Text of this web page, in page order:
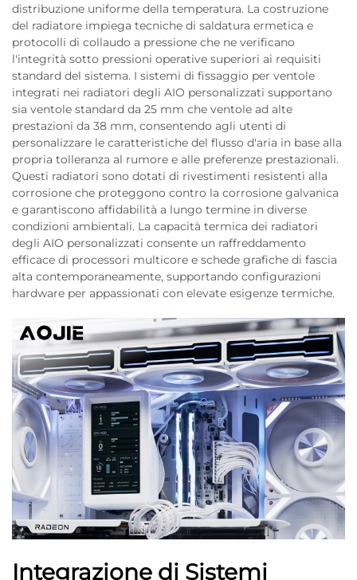
distribuzione uniforme della temperatura. La costruzione
del radiatore impiega tecniche di saldatura ermetica e
protocolli di collaudo a pressione che ne verificano
l'integrità sotto pressioni operative superiori ai requisiti
standard del sistema. I sistemi di fissaggio per ventole
integrati nei radiatori degli AIO personalizzati supportano
sia ventole standard da 25 mm che ventole ad alte
prestazioni da 38 mm, consentendo agli utenti di
personalizzare le caratteristiche del flusso d'aria in base alla
propria tolleranza al rumore e alle preferenze prestazionali.
Questi radiatori sono dotati di rivestimenti resistenti alla
corrosione che proteggono contro la corrosione galvanica
e garantiscono affidabilità a lungo termine in diverse
condizioni ambientali. La capacità termica dei radiatori
degli AIO personalizzati consente un raffreddamento
efficace di processori multicore e schede grafiche di fascia
alta contemporaneamente, supportando configurazioni
hardware per appassionati con elevate esigenze termiche.
Integrazione di Sistemi